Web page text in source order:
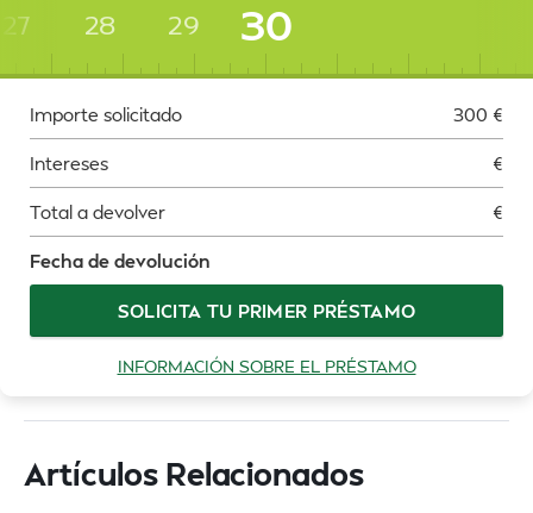
27 28 29 30
Importe solicitado 300 €
Intereses €
Total a devolver €
Fecha de devolución
SOLICITA TU PRIMER PRÉSTAMO
INFORMACIÓN SOBRE EL PRÉSTAMO
Artículos Relacionados